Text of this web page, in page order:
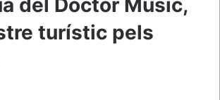
del Doctor Music,
turístic pels